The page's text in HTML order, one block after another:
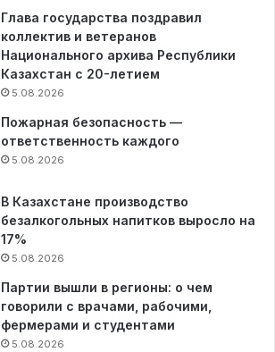
Глава государства поздравил
коллектив и ветеранов
Национального архива Республики
Казахстан с 20-летием
5.08.2026
Пожарная безопасность —
ответственность каждого
5.08.2026
В Казахстане производство
безалкогольных напитков выросло на
17%
5.08.2026
Партии вышли в регионы: о чем
говорили с врачами, рабочими,
фермерами и студентами
5.08.2026